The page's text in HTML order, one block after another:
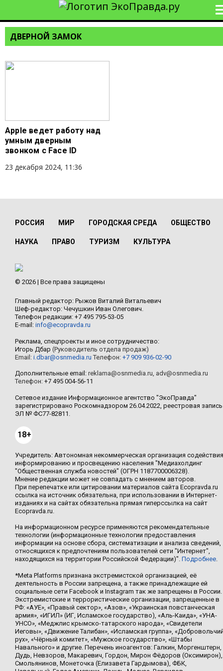
ДВЕРНОЙ ЗАМОК
Apple ведет работу над
умным дверным
звонком с Face ID
23 декабря 2024, 11:36
РОССИЯ МИР ГОРОДСКАЯ СРЕДА ОБЩЕСТВО
НАУКА ПРАВО ТУРИЗМ КУЛЬТУРА
© 2026 | Все права защищены
Главный редактор: Рыжов Виталий Витальевич
Шеф-редактор: Чечушкин Иван Олегович.
Телефон редакции: +7 495 795-53-05
E-mail: info@ecopravda.ru
Реклама, спецпроекты и иное сотрудничество:
Игорь Дбар (Руководитель отдела продаж)
Email: i.dbar@osnmedia.ru Телефон: +7 909 936-02-90
Дополнительные email: reklama@osnmedia.ru, adv@osnmedia.ru
Телефон: +7 495 004-56-11
Сетевое издание Информационное агентство "ЭкоПравда"
зарегистрировано Роскомнадзором 26.04.2022, реестровая запись
ЭЛ № ФС77-82811.
18+
Учредитель: Автономная некоммерческая организация содействия
информированию и просвещению населения "Медиахолдинг
"Общественная служба новостей" (ОГРН 1187700006328).
Мнение редакции может не совпадать с мнением авторов.
При перепечатке или цитировании материалов сайта Ecopravda.ru
ссылка на источник обязательна, при использовании в Интернет-
изданиях и на сайтах обязательна прямая гиперссылка на сайт
Ecopravda.ru.
На информационном ресурсе применяются рекомендательные
технологии (информационные технологии предоставления
информации на основе сбора, систематизации и анализа сведений,
относящихся к предпочтениям пользователей сети "Интернет",
находящихся на территории Российской Федерации)". Подробнее.
*Meta Platforms признана экстремистской организацией, её
деятельность в России запрещена, а также принадлежащие ей
социальные сети Facebook и Instagram так же запрещены в России.
Экстремистские и террористические организации, запрещенные в
РФ: «АУЕ», «Правый сектор», «Азов», «Украинская повстанческая
армия», «ИГИЛ» (ИГ, Исламское государство), «Аль-Каида», «УНА-
УНСО», «Меджлис крымско-татарского народа», «Свидетели
Иеговы», «Движение Талибан», «Исламская группа»,
рух», «Чёрный комитет», «Мужское государство», «Штабы
Навального» и другие. Перечень иноагентов: Галкин, Моргенштерн,
Дудь, Невзоров, Макаревич, Гордон, Мирон Фёдоров (Оксимирон),
Смольянинов, Монеточка (Елизавета Гардымова), ФБК,